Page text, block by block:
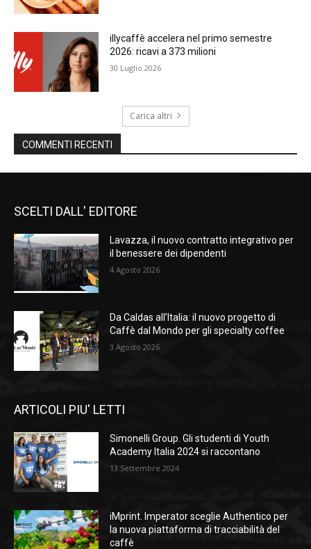
illycaffè accelera nel primo semestre
2026: ricavi a 373 milioni
30 Luglio 2026
Carica altri
COMMENTI RECENTI
SCELTI DALL' EDITORE
Lavazza, il nuovo contratto integrativo per
il benessere dei dipendenti
4 Agosto 2026
Da Caldas all’Italia: il nuovo progetto di
Caffè dal Mondo per gli specialty coffee
3 Agosto 2026
ARTICOLI PIU' LETTI
Simonelli Group. Gli studenti di Youth
Academy Italia 2024 si raccontano
13 Settembre 2024
iMprint. Imperator sceglie Authentico per
la nuova piattaforma di tracciabilità del
caffè